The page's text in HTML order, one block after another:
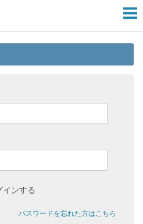
インする
パスワードを忘れた方はこちら